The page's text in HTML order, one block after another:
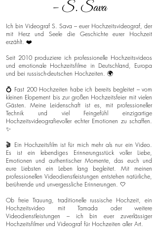
– S. Sava
Ich bin Videograf S. Sava – euer Hochzeitsvideograf, der
mit Herz und Seele die Geschichte eurer Hochzeit
erzählt. ❤️
Seit 2010 produziere ich professionelle Hochzeitsvideos
und emotionale Hochzeitsfilme in Deutschland, Europa
und bei russisch-deutschen Hochzeiten. 🌍
💍 Fast 200 Hochzeiten habe ich bereits begleitet – vom
kleinen Elopement bis zur großen Hochzeitsfeier mit vielen
Gästen. Meine Leidenschaft ist es, mit professioneller
Technik und viel Feingefühl einzigartige
Hochzeitsvideografievoller echter Emotionen zu schaffen.
✨
🎬 Ein Hochzeitsfilm ist für mich mehr als nur ein Video.
Es ist ein lebendiges Erinnerungsstück voller Liebe,
Emotionen und authentischer Momente, das euch und
eure Liebsten ein Leben lang begleitet. Mit meinen
professionellen Videodienstleistungen entstehen natürliche,
berührende und unvergessliche Erinnerungen. 🤍
Ob freie Trauung, traditionelle russische Hochzeit, ein
Hochzeitsvideo mit Tamada oder weitere
Videodienstleistungen – ich bin euer zuverlässiger
Hochzeitsfilmer und Videograf für Hochzeiten aller Art.